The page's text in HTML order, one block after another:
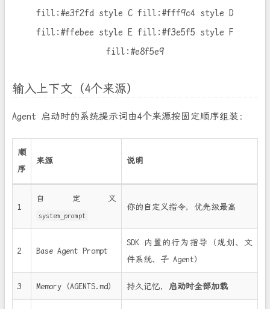
fill:#e3f2fd style C fill:#fff9c4 style D
fill:#ffebee style E fill:#f3e5f5 style F
fill:#e8f5e9
输入上下文（4个来源）
Agent 启动时的系统提示词由4个来源按固定顺序组装：
顺
序
来源 说明
1
自定义
system_prompt
你的自定义指令，优先级最高
2 Base Agent Prompt
SDK 内置的行为指导（规划、文
件系统、子 Agent）
3 Memory（AGENTS.md） 持久记忆， 启动时全部加载